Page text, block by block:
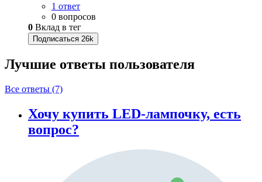
1 ответ
0 вопросов
0 Вклад в тег
Подписаться 26k
Лучшие ответы пользователя
Все ответы (7)
Хочу купить LED-лампочку, есть
вопрос?